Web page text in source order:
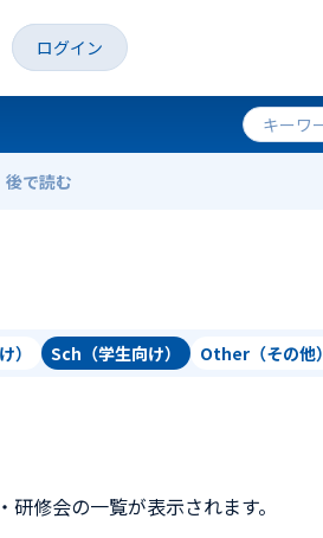
ログイン
後で読む
） Sch（学生向け） Other（その他）
修会の一覧が表示されます。